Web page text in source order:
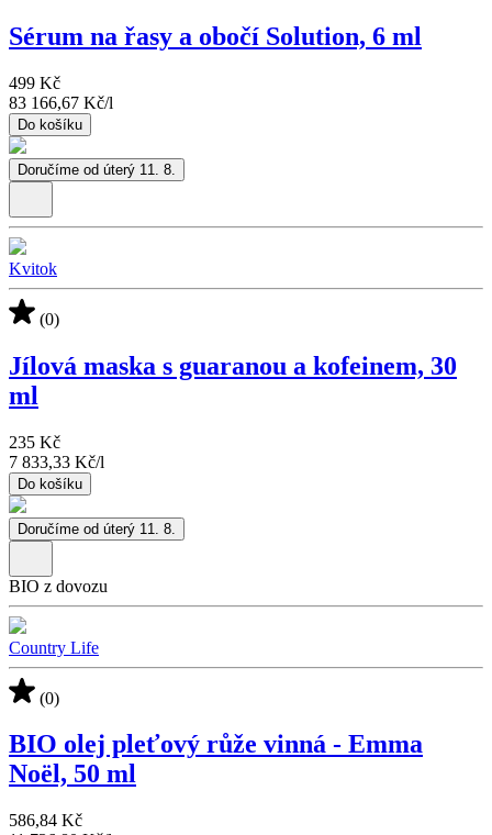
Sérum na řasy a obočí Solution, 6 ml
499 Kč
83 166,67 Kč/l
Do košíku
Doručíme od úterý 11. 8.
Kvitok
(0)
Jílová maska s guaranou a kofeinem, 30
ml
235 Kč
7 833,33 Kč/l
Do košíku
Doručíme od úterý 11. 8.
BIO z dovozu
Country Life
(0)
BIO olej pleťový růže vinná - Emma
Noël, 50 ml
586,84 Kč